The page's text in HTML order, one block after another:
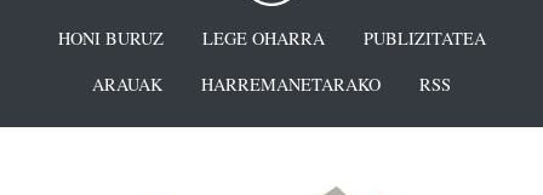
HONI BURUZ LEGE OHARRA
PUBLIZITATEA
ARAUAK
HARREMANETARAKO RSS